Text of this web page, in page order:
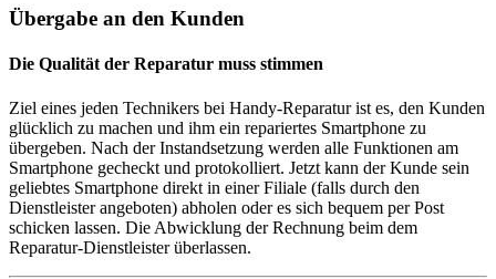
Übergabe an den Kunden
Die Qualität der Reparatur muss stimmen
Ziel eines jeden Technikers bei Handy-Reparatur ist es, den Kunden
glücklich zu machen und ihm ein repariertes Smartphone zu
übergeben. Nach der Instandsetzung werden alle Funktionen am
Smartphone gecheckt und protokolliert. Jetzt kann der Kunde sein
geliebtes Smartphone direkt in einer Filiale (falls durch den
Dienstleister angeboten) abholen oder es sich bequem per Post
schicken lassen. Die Abwicklung der Rechnung beim dem
Reparatur-Dienstleister überlassen.